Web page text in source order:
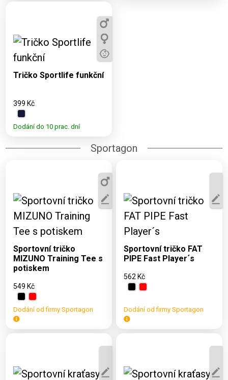
Dostupné varianty:
6, 8, 10, 12, S, M, L,
XL, 2XL
Tričko Sportlife funkční
399 Kč
Dodání do 10 prac. dní
Sportagon
Dostupné varianty:
S, M, L, XL, 2XL
Sportovní tričko
MIZUNO Training Tee s
potiskem
549 Kč
Dodání od firmy Sportagon
Dostupné varianty:
Sportovní tričko FAT
PIPE Fast Player´s
562 Kč
Dodání od firmy Sportagon